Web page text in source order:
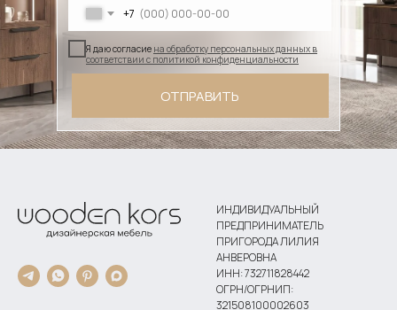
+7
Я даю согласие на обработку персональных данных в
соответствии с политикой конфиденциальности
ОТПРАВИТЬ
ИНДИВИДУАЛЬНЫЙ
ПРЕДПРИНИМАТЕЛЬ
ПРИГОРОДА ЛИЛИЯ
АНВЕРОВНА
ИНН: 732711828442
ОГРН/ОГРНИП:
321508100002603